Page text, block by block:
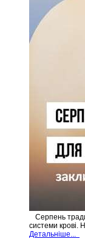
Серпень
системи крові.
Детальніше...